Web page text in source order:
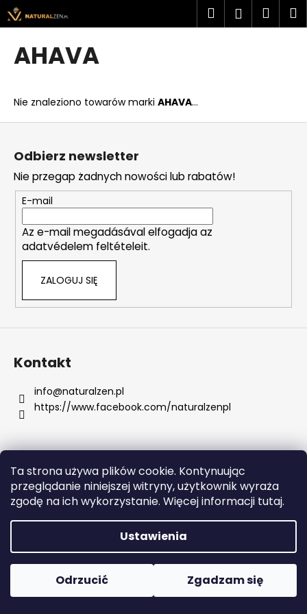
Ta strona używa plików cookie. Kontynuując
przeglądanie niniejszej witryny, użytkownik wyraża
zgodę na ich wykorzystanie. Więcej informacji tutaj.
Ustawienia
Odrzucić Zgadzam się
Przejść
do
treści
SzukajZaloguj
AHAVA
Nie znaleziono towarów marki AHAVA...
K
o
powrotem
powrotem
z
e
g
o
s
z
u
a
s
P
l
e
c
a
m
y
DERMEDIC
SERUM
S
Odbierz newsletter
Nie przegap żadnych nowości lub rabatów!
E-mail
Az e-mail megadásával elfogadja az
adatvédelem feltételeit.
ZALOGUJ SIĘ
Kontakt
info@naturalzen.pl
https://www.facebook.com/naturalzenpl
Opracował Shoptet
Copyright 2026Naturalzen. Wszystkie prawa
zastrzeżone.
Edytuj ustawienia plików cookie